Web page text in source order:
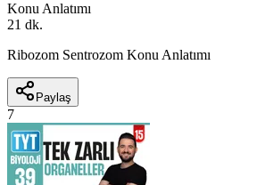
Konu Anlatımı
21 dk.
Ribozom Sentrozom Konu Anlatımı
Paylaş
7